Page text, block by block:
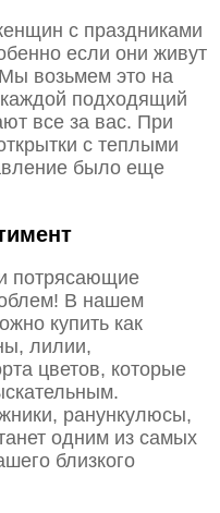
с праздниками
если они живут
возьмем это на
подходящий
все за вас. При
с теплыми
было еще
потрясающие
В нашем
купить как
лилии,
цветов, которые
ранункулюсы,
одним из самых
близкого